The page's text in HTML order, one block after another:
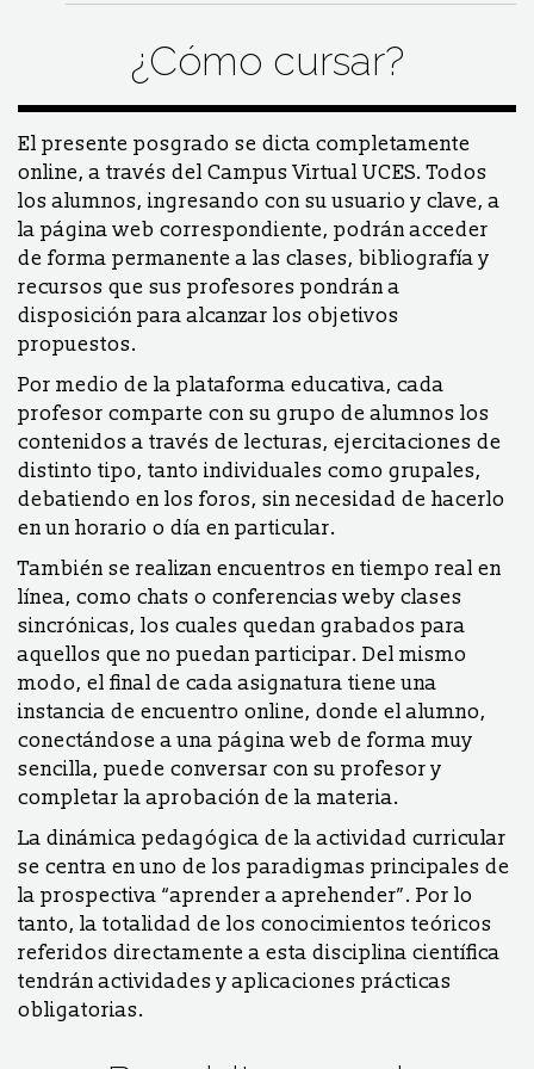
¿Cómo cursar?
El presente posgrado se dicta completamente
online, a través del Campus Virtual UCES. Todos
los alumnos, ingresando con su usuario y clave, a
la página web correspondiente, podrán acceder
de forma permanente a las clases, bibliografía y
recursos que sus profesores pondrán a
disposición para alcanzar los objetivos
propuestos.
Por medio de la plataforma educativa, cada
profesor comparte con su grupo de alumnos los
contenidos a través de lecturas, ejercitaciones de
distinto tipo, tanto individuales como grupales,
debatiendo en los foros, sin necesidad de hacerlo
en un horario o día en particular.
También se realizan encuentros en tiempo real en
línea, como chats o conferencias weby clases
sincrónicas, los cuales quedan grabados para
aquellos que no puedan participar. Del mismo
modo, el final de cada asignatura tiene una
instancia de encuentro online, donde el alumno,
conectándose a una página web de forma muy
sencilla, puede conversar con su profesor y
completar la aprobación de la materia.
La dinámica pedagógica de la actividad curricular
se centra en uno de los paradigmas principales de
la prospectiva “aprender a aprehender”. Por lo
tanto, la totalidad de los conocimientos teóricos
referidos directamente a esta disciplina científica
tendrán actividades y aplicaciones prácticas
obligatorias.